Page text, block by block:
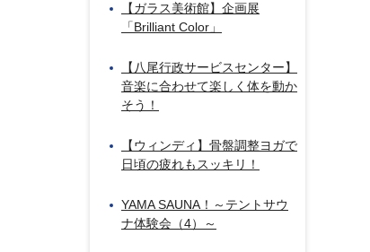
【ガラス美術館】企画展
「Brilliant Color」
【八尾行政サービスセンター】
音楽に合わせて楽しく体を動か
そう！
【ウィンディ】骨盤調整ヨガで
日頃の疲れもスッキリ！
YAMA SAUNA！～テントサウ
ナ体験会（4）～